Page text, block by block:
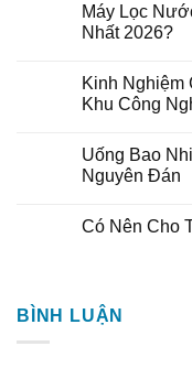
Máy Lọc
Nhất 2026?
Kinh Nghiệm
Khu Công
Uống Bao
Nguyên Đán
Có Nên Cho
BÌNH LUẬN